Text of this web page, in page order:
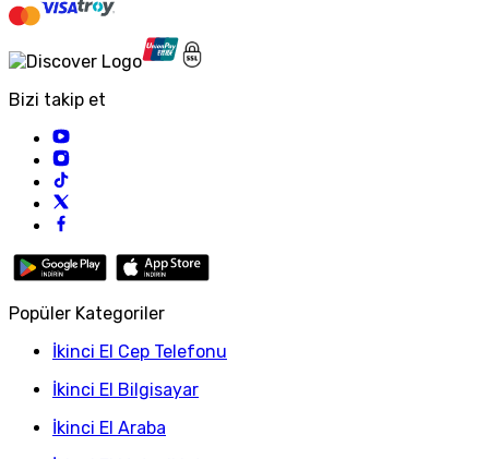
Bizi takip et
Popüler Kategoriler
İkinci El Cep Telefonu
İkinci El Bilgisayar
İkinci El Araba